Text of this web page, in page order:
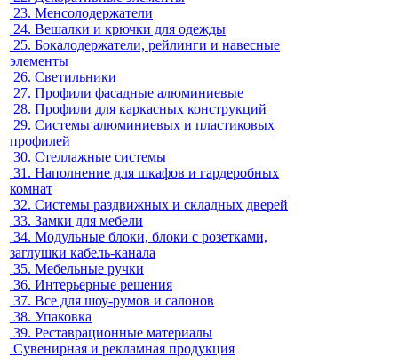
23. Менсолодержатели
24. Вешалки и крючки для одежды
25. Бокалодержатели, рейлинги и навесные
элементы
26. Светильники
27. Профили фасадные алюминиевые
28. Профили для каркасных конструкций
29. Системы алюминиевых и пластиковых
профилей
30. Стеллажные системы
31. Наполнение для шкафов и гардеробных
комнат
32. Системы раздвижных и складных дверей
33. Замки для мебели
34. Модульные блоки, блоки с розетками,
заглушки кабель-канала
35. Мебельные ручки
36. Интерьерные решения
37. Все для шоу-румов и салонов
38. Упаковка
39. Реставрационные материалы
Сувенирная и рекламная продукция